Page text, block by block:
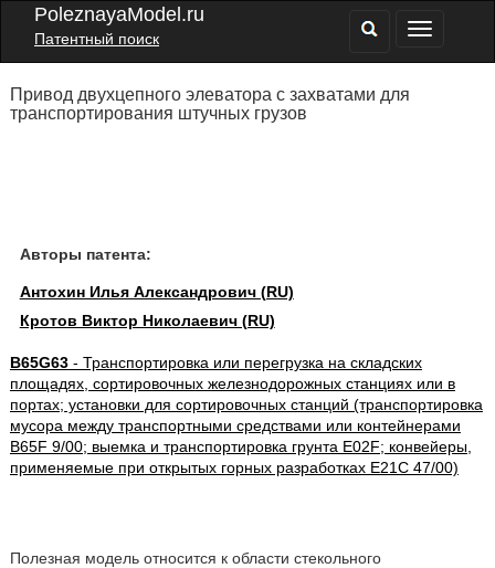
PoleznayaModel.ru
Патентный поиск
Привод двухцепного элеватора с захватами для
транспортирования штучных грузов
Авторы патента:
Антохин Илья Александрович (RU)
Кротов Виктор Николаевич (RU)
B65G63- Транспортировка или перегрузка на складских
площадях, сортировочных железнодорожных станциях или в
портах; установки для сортировочных станций (транспортировка
мусора между транспортными средствами или контейнерами
B65F 9/00; выемка и транспортировка грунта E02F; конвейеры,
применяемые при открытых горных разработках E21C 47/00)
Полезная модель относится к области стекольного